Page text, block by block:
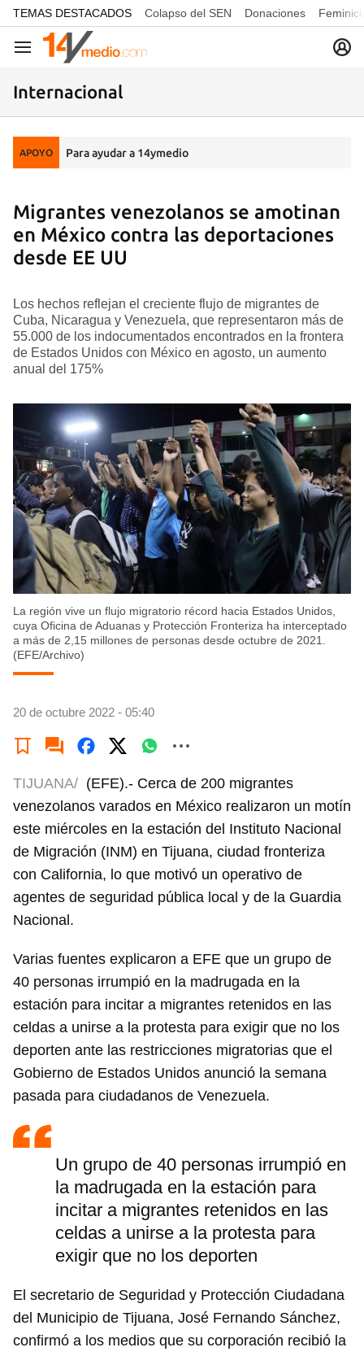
common.go-to-content
TEMAS DESTACADOS Colapso del SEN Donaciones
Navegación
Internacional
APOYO Para ayudar a 14ymedio
Migrantes venezolanos se amotinan
en México contra las deportaciones
desde EE UU
Los hechos reflejan el creciente flujo de migrantes de
Cuba, Nicaragua y Venezuela, que representaron más de
55.000 de los indocumentados encontrados en la frontera
de Estados Unidos con México en agosto, un aumento
anual del 175%
La región vive un flujo migratorio récord hacia Estados Unidos,
cuya Oficina de Aduanas y Protección Fronteriza ha interceptado
a más de 2,15 millones de personas desde octubre de 2021.
(EFE/Archivo)
20 de octubre 2022 - 05:40
TIJUANA/ (EFE).- Cerca de 200 migrantes
venezolanos varados en México realizaron un motín
este miércoles en la estación del Instituto Nacional
de Migración (INM) en Tijuana, ciudad fronteriza
con California, lo que motivó un operativo de
agentes de seguridad pública local y de la Guardia
Nacional.
Varias fuentes explicaron a EFE que un grupo de
40 personas irrumpió en la madrugada en la
estación para incitar a migrantes retenidos en las
celdas a unirse a la protesta para exigir que no los
deporten ante las restricciones migratorias que el
Gobierno de Estados Unidos anunció la semana
pasada para ciudadanos de Venezuela.
Un grupo de 40 personas irrumpió en
la madrugada en la estación para
incitar a migrantes retenidos en las
celdas a unirse a la protesta para
exigir que no los deporten
El secretario de Seguridad y Protección Ciudadana
del Municipio de Tijuana, José Fernando Sánchez,
confirmó a los medios que su corporación recibió la